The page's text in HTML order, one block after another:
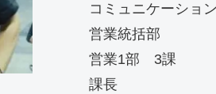
コミュニケーショ
営業統括部
営業1部 3課
課長